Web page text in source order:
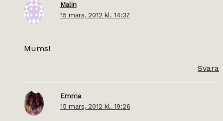
Malin
15 mars, 2012 kl. 14:37
Mums!
Svara
Emma
15 mars, 2012 kl. 19:26